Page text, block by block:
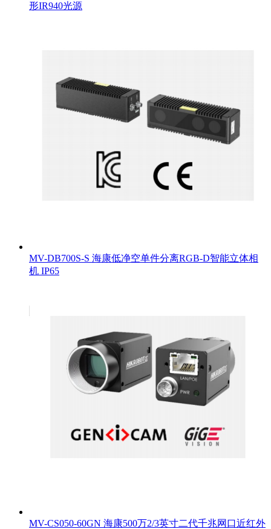
形IR940光源
MV-DB700S-S 海康低净空单件分离RGB-D智能立体相
机 IP65
MV-CS050-60GN 海康500万2/3英寸二代千兆网口近红外